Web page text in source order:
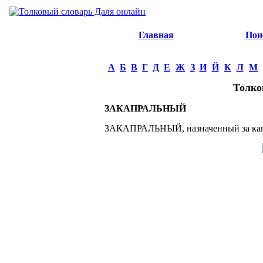
Главная
А Б В Г Д Е Ж З И Й К Л М
ЗАКАПРАЛЬНЫЙ
ЗАКАПРАЛЬНЫЙ, назначенный за